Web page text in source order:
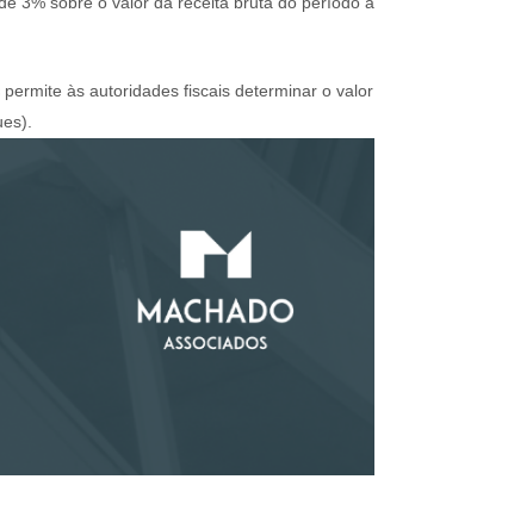
às autoridades fiscais determinar o valor